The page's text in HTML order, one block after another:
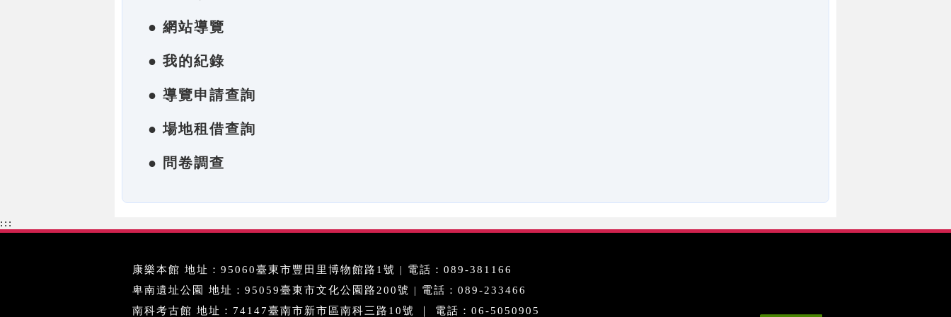
● 網站導覽
● 我的紀錄
● 導覽申請查詢
● 場地租借查詢
● 問卷調查
:::
康樂本館 地址：95060臺東市豐田里博物館路1號 | 電話：089-381166
卑南遺址公園 地址：95059臺東市文化公園路200號 | 電話：089-233466
南科考古館 地址：74147臺南市新市區南科三路10號 ｜ 電話：06-5050905